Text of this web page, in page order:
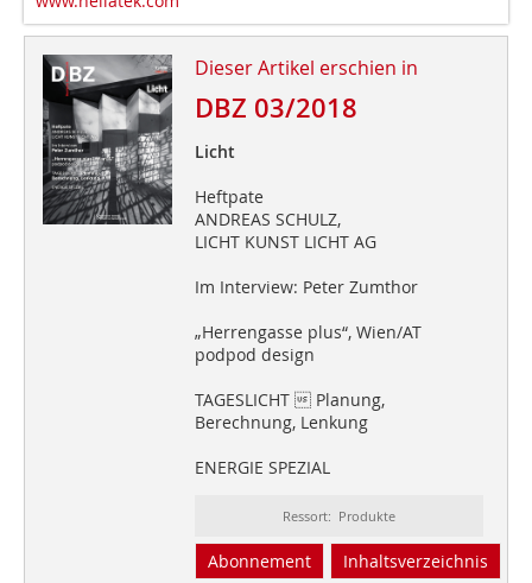
Dieser Artikel erschien in
DBZ 03/2018
Licht
Heftpate
ANDREAS SCHULZ,
LICHT KUNST LICHT AG
Im Interview: Peter Zumthor
„Herrengasse plus“, Wien/AT
podpod design
TAGESLICHT  Planung,
Berechnung, Lenkung
ENERGIE SPEZIAL
Ressort: Produkte
Abonnement Inhaltsverzeichnis